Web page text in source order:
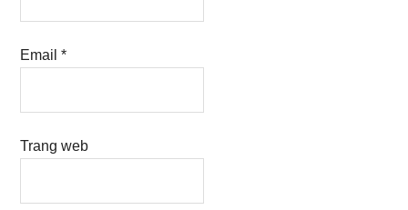
Email*
Trang web